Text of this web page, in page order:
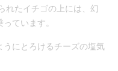
れたイチゴの上には、幻
ています。
にとろけるチーズの塩気